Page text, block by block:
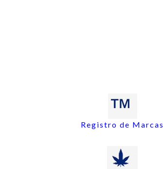
Registro de Marcas